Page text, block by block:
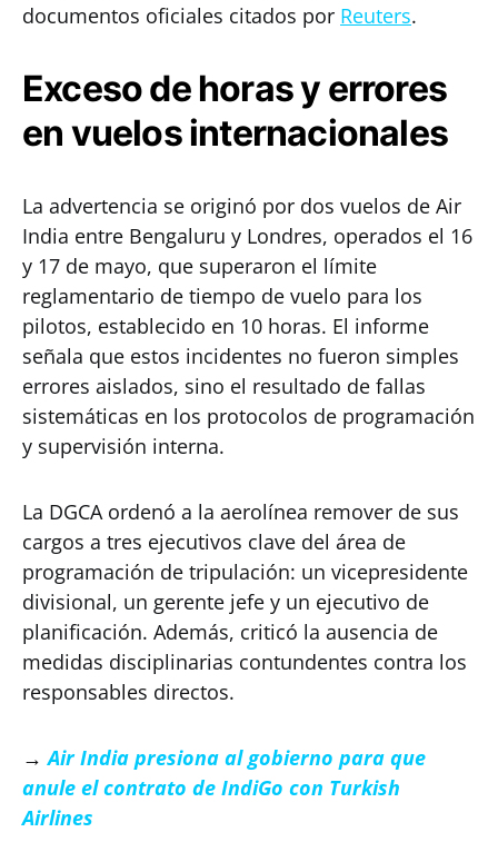
documentos oficiales citados por Reuters.
Exceso de horas y errores
en vuelos internacionales
La advertencia se originó por dos vuelos de Air
India entre Bengaluru y Londres, operados el 16
y 17 de mayo, que superaron el límite
reglamentario de tiempo de vuelo para los
pilotos, establecido en 10 horas. El informe
señala que estos incidentes no fueron simples
errores aislados, sino el resultado de fallas
sistemáticas en los protocolos de programación
y supervisión interna.
La DGCA ordenó a la aerolínea remover de sus
cargos a tres ejecutivos clave del área de
programación de tripulación: un vicepresidente
divisional, un gerente jefe y un ejecutivo de
planificación. Además, criticó la ausencia de
medidas disciplinarias contundentes contra los
responsables directos.
→Air India presiona al gobierno para que
anule el contrato de IndiGo con Turkish
Airlines